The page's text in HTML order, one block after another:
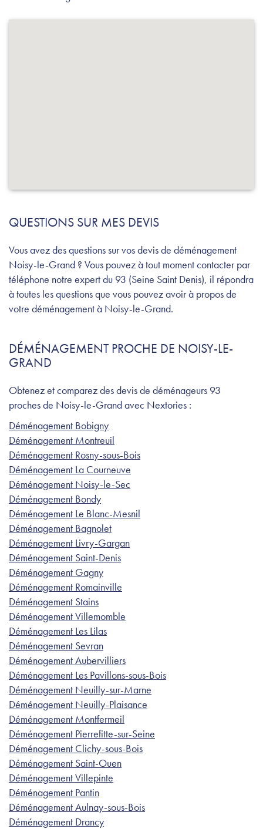
QUESTIONS SUR MES DEVIS
Vous avez des questions sur vos devis de déménagement
Noisy-le-Grand ? Vous pouvez à tout moment contacter par
téléphone notre expert du 93 (Seine Saint Denis), il répondra
à toutes les questions que vous pouvez avoir à propos de
votre déménagement à Noisy-le-Grand.
DÉMÉNAGEMENT PROCHE DE NOISY-LE-
GRAND
Obtenez et comparez des devis de déménageurs 93
proches de Noisy-le-Grand avec Nextories :
Déménagement Bobigny
Déménagement Montreuil
Déménagement Rosny-sous-Bois
Déménagement La Courneuve
Déménagement Noisy-le-Sec
Déménagement Bondy
Déménagement Le Blanc-Mesnil
Déménagement Bagnolet
Déménagement Livry-Gargan
Déménagement Saint-Denis
Déménagement Gagny
Déménagement Romainville
Déménagement Stains
Déménagement Villemomble
Déménagement Les Lilas
Déménagement Sevran
Déménagement Aubervilliers
Déménagement Les Pavillons-sous-Bois
Déménagement Neuilly-sur-Marne
Déménagement Neuilly-Plaisance
Déménagement Montfermeil
Déménagement Pierrefitte-sur-Seine
Déménagement Clichy-sous-Bois
Déménagement Saint-Ouen
Déménagement Villepinte
Déménagement Pantin
Déménagement Aulnay-sous-Bois
Déménagement Drancy